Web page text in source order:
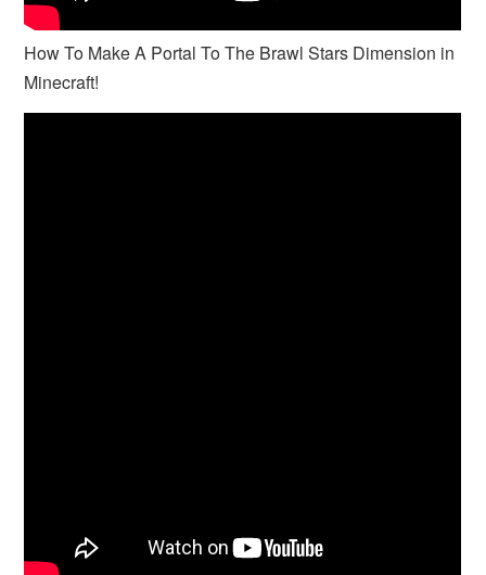
How To Make A Portal To The Brawl Stars Dimension in
Minecraft!